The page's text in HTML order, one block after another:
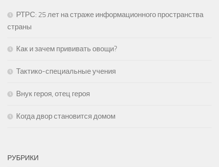
РТРС: 25 лет на страже информационного пространства
страны
Как и зачем прививать овощи?
Тактико-специальные учения
Внук героя, отец героя
Когда двор становится домом
РУБРИКИ